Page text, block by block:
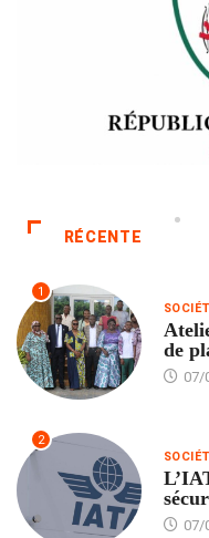
RÉCENTE
1
de
07/
2
07/